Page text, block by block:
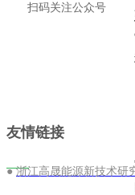
扫码关注公众号
友情链接
——
●浙江高晟能源新技术研